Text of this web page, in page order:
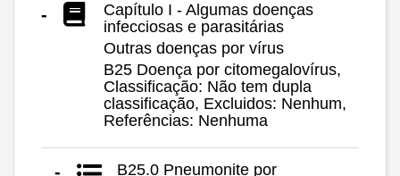
-
Capítulo I - Algumas doenças
infecciosas e parasitárias
Outras doenças por vírus
B25 Doença por citomegalovírus,
Classificação: Não tem dupla
classificação, Excluidos: Nenhum,
Referências: Nenhuma
-
B25.0 Pneumonite por